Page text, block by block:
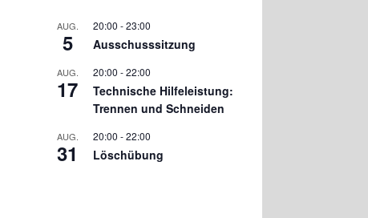
AUG.
5
20:00 -23:00
Ausschusssitzung
AUG.
17
20:00 -22:00
Technische Hilfeleistung:
Trennen und Schneiden
AUG.
31
20:00 -22:00
Löschübung